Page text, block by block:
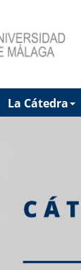
La Cátedra